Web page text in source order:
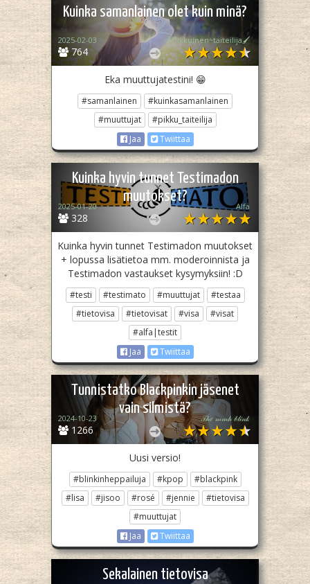
Kuinka samanlainen olet kuin minä?
764
2025-02-03 🎨Pikkuinen~taiteilija🖌️
Eka muuttujatestini! 😁
#samanlainen
#kuinkasamanlainen
#muuttujat
#pikku_taiteilija
Jaa
Twiittaa
Kuinka hyvin tunnet Testimadon
muutokset?
328
2025-01-20 Alfa
Kuinka hyvin tunnet Testimadon muutokset
+ lopussa lisätietoa mm. moderoinnista ja
Testimadon vastaukset kysymyksiin! :D
#testi #testimato #muuttujat
#testaa
#tietovisa
#tietovisat #visa
#visat
#alfa|testit
Jaa
Twiittaa
Tunnistatko Blackpinkin jäsenet
vain silmistä?
1266
2024-10-23 𝒯𝒽𝑒 𝓂𝓂𝒽 𝒷𝓁𝒾𝓃𝓀
Uusi versio!
#blinkinheppailuja #kpop
#blackpink
#lisa
#jisoo #rosé #jennie
#tietovisa
#muuttujat
Jaa
Twiittaa
Sekalainen tietovisa